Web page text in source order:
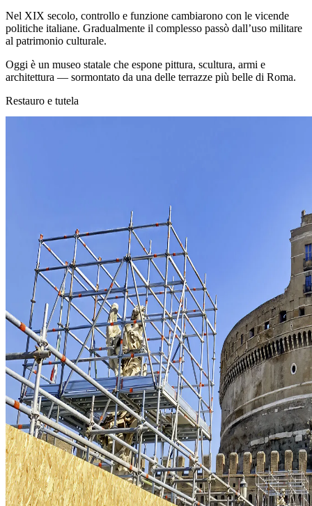
Nel XIX secolo, controllo e funzione cambiarono con le vicende
politiche italiane. Gradualmente il complesso passò dall’uso militare
al patrimonio culturale.
Oggi è un museo statale che espone pittura, scultura, armi e
architettura — sormontato da una delle terrazze più belle di Roma.
Restauro e tutela